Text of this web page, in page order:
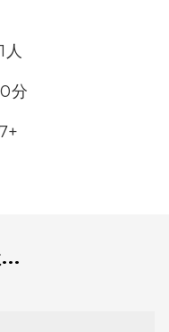
人
分
...